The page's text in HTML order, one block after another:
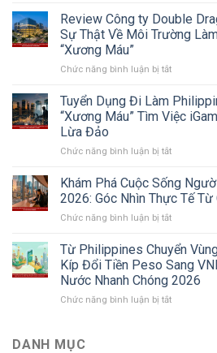
Đồng
Người
Việt
Philippines
Xu
Hướng
Chuyển
Sang
Lanka
Và
Thị
Mới
Review Công ty Double
Sự Thật Về Môi Trường
“Xương Máu”
Chức năng bình luận bị tắtở
Công
ty
Double
Philippines
Sự
Thật
Về
Môi
Làm
Việc
Và
Khuyên
Tuyển Dụng Đi Làm
“Xương Máu” Tìm Việc
Lừa Đảo
Chức năng bình luận bị tắtở
Dụng
Đi
Làm
Philippines
Kinh
Nghiệm
“Xương
Máu”
Tìm
Khám Phá Cuộc Sống
2026: Góc Nhìn Thực Tế Từ
Chức năng bình luận bị tắtở
Phá
Cuộc
Sống
Người
Việt
Từ Philippines Chuyển
Kíp Đổi Tiền Peso Sang
Nước Nhanh Chóng 2026
Chức năng bình luận bị tắtở
DANH MỤC